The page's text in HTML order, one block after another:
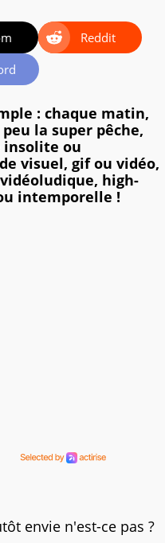
Reddit
: chaque matin,
la super pêche,
insolite ou
visuel, gif ou vidéo,
high-
intemporelle !
envie n'est-ce pas ?